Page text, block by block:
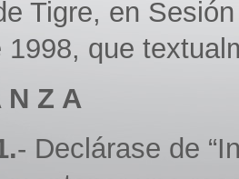
Tigre, en
1998, que
N Z A
- Declárase de